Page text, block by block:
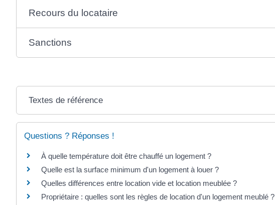
Recours du locataire
Sanctions
Textes de référence
Questions ? Réponses !
À quelle température doit être chauffé un logement ?
Quelle est la surface minimum d'un logement à louer ?
Quelles différences entre location vide et location meublée ?
Propriétaire : quelles sont les règles de location d'un logement meublé ?